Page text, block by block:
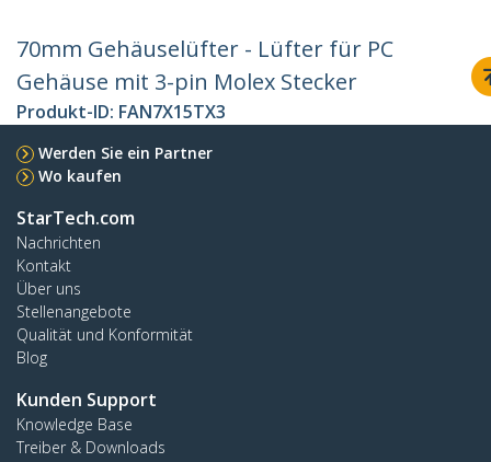
70mm Gehäuselüfter - Lüfter für PC
Gehäuse mit 3-pin Molex Stecker
Produkt-ID: FAN7X15TX3
Werden Sie ein Partner
Wo kaufen
StarTech.com
Nachrichten
Kontakt
Über uns
Stellenangebote
Qualität und Konformität
Blog
Kunden Support
Knowledge Base
Treiber & Downloads